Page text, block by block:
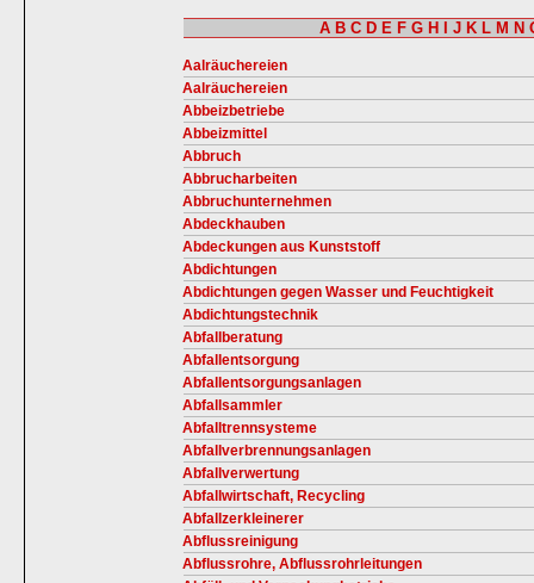
A B C D E F G H J K L M N
Aalräuchereien
Aalräuchereien
Abbeizbetriebe
Abbeizmittel
Abbruch
Abbrucharbeiten
Abbruchunternehmen
Abdeckhauben
Abdeckungen aus Kunststoff
Abdichtungen
Abdichtungen gegen Wasser und Feuchtigkeit
Abdichtungstechnik
Abfallberatung
Abfallentsorgung
Abfallentsorgungsanlagen
Abfallsammler
Abfalltrennsysteme
Abfallverbrennungsanlagen
Abfallverwertung
Abfallwirtschaft, Recycling
Abfallzerkleinerer
Abflussreinigung
Abflussrohre, Abflussrohrleitungen